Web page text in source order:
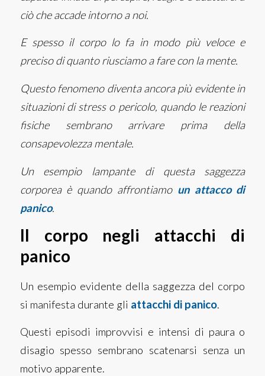
ciò che accade intorno a noi.
E spesso il corpo lo fa in modo più veloce e
preciso di quanto riusciamo a fare con la mente.
Questo fenomeno diventa ancora più evidente in
situazioni di stress o pericolo, quando le reazioni
fisiche sembrano arrivare prima della
consapevolezza mentale.
Un esempio lampante di questa saggezza
corporea è quando affrontiamo un attacco di
panico.
Il corpo negli attacchi di
panico
Un esempio evidente della saggezza del corpo
si manifesta durante gli attacchi di panico.
Questi episodi improvvisi e intensi di paura o
disagio spesso sembrano scatenarsi senza un
motivo apparente.